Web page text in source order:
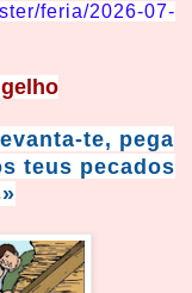
feria/2026-07-
te, pega
teus pecados